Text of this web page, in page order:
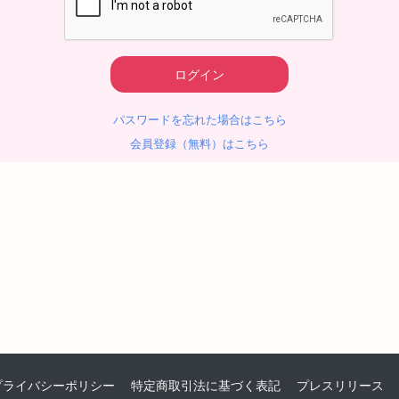
パスワードを忘れた場合はこちら
会員登録（無料）はこちら
ライバシーポリシー 特定商取引法に基づく表記 プレスリリース